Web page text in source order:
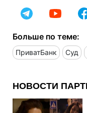
Больше по теме:
ПриватБанк Суд